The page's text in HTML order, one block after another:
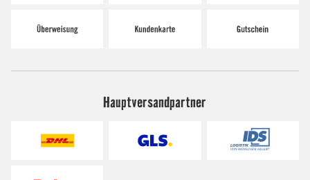
Hauptversandpartner